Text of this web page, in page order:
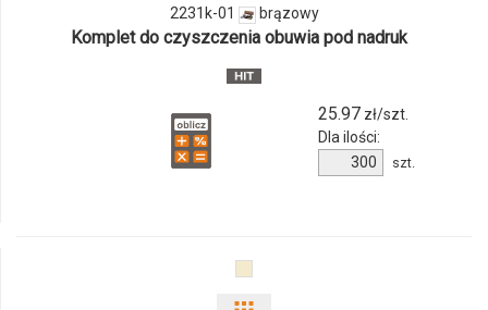
2231k-
2231k-01 brązowy
Komplet do czyszczenia obuwia pod nadruk
25.97zł/szt.
Dla ilości:
produktu
szt.